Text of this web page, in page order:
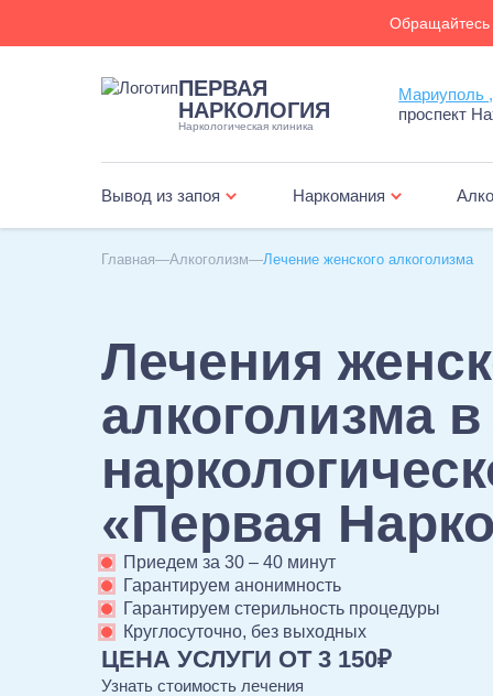
Обращайтесь
ПЕРВАЯ
НАРКОЛОГИЯ
Наркологическая клиника
Мариуполь ,
проспект
Вывод из запоя Наркомания
Главная Алкоголизм Лечение женского алкоголизма
Лечения
алкоголизма
«Первая
Приедем за 30 – 40 минут
Гарантируем анонимность
Гарантируем стерильность процедуры
Круглосуточно, без выходных
ЦЕНА УСЛУГИ ОТ 3 150₽
Узнать стоимость лечения